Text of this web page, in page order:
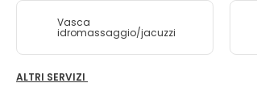
Vasca
idromassaggio/jacuzzi
ALTRI SERVIZI